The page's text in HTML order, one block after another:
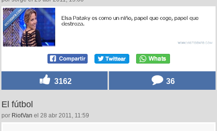
3162 36
El fútbol
por RiotVan el 28 abr 2011, 11:59